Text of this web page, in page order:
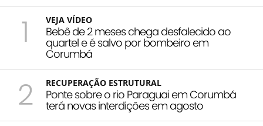
1 VEJA VÍDEO
Bebê de 2 meses chega desfalecido ao
quartel e é salvo por bombeiro em
Corumbá
2 RECUPERAÇÃO ESTRUTURAL
Ponte sobre o rio Paraguai em Corumbá
terá novas interdições em agosto